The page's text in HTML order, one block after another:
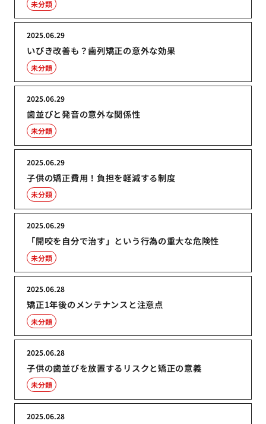
未分類
いびき改善も？歯列矯正の意外な効果
2025.06.29
未分類
歯並びと発音の意外な関係性
2025.06.29
未分類
子供の矯正費用！負担を軽減する制度
2025.06.29
未分類
「開咬を自分で治す」という行為の重大な危険性
2025.06.29
未分類
矯正1年後のメンテナンスと注意点
2025.06.28
未分類
子供の歯並びを放置するリスクと矯正の意義
2025.06.28
未分類
2025.06.28